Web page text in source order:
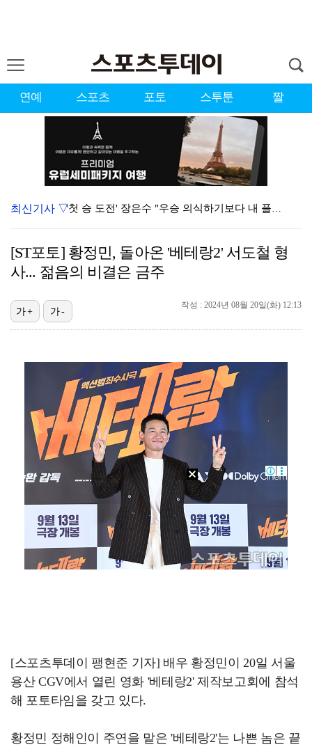
연예 스포츠 포토 스투툰 짤
'첫 승 도전' 장은수 "우승 의식하기보다 내 플레이에…
에스파, 고척돔 입성…공연 시작 40분 만에 첫 인사 …
에스파 고척돔 공연에 반가운 얼굴…아이들 미연·트와이스…
'리그 2연패 정조준' 아스널, 뉴캐슬서 기마랑이스 영…
[ST포토] 이강인, 환하게 웃으며
최신기사 ▽
[ST포토] 황정민, 돌아온 '베테랑2' 서도철 형
사... 젊음의 비결은 금주
작성 : 2024년 08월 20일(화) 12:13
가+ 가-
[스포츠투데이 팽현준 기자] 배우 황정민이 20일 서울
용산 CGV에서 열린 영화 '베테랑2' 제작보고회에 참석
해 포토타임을 갖고 있다.
황정민 정해인이 주연을 맡은 '베테랑2'는 나쁜 놈은 끝